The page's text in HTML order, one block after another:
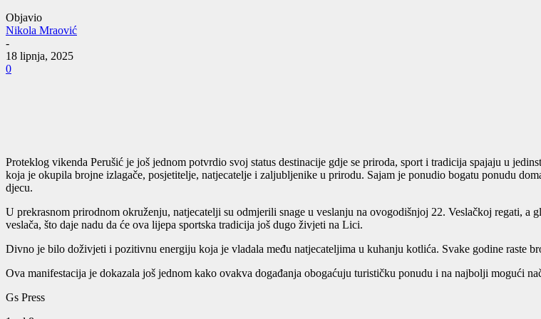
Objavio
Nikola Mraović
-
18 lipnja, 2025
0
Proteklog vikenda Perušić je još jednom potvrdio svoj status destinacije gdje se priroda, sport i tradicija spajaju u
koja je okupila brojne izlagače, posjetitelje, natjecatelje i zaljubljenike u prirodu. Sajam je ponudio bogatu ponudu
djecu.
U prekrasnom prirodnom okruženju, natjecatelji su odmjerili snage u veslanju na ovogodišnjoj 22. Veslačkoj regati,
veslača, što daje nadu da će ova lijepa sportska tradicija još dugo živjeti na Lici.
Divno je bilo doživjeti i pozitivnu energiju koja je vladala među natjecateljima u kuhanju kotlića. Svake godine raste
Ova manifestacija je dokazala još jednom kako ovakva događanja obogaćuju turističku ponudu i na najbolji mogući
Gs Press